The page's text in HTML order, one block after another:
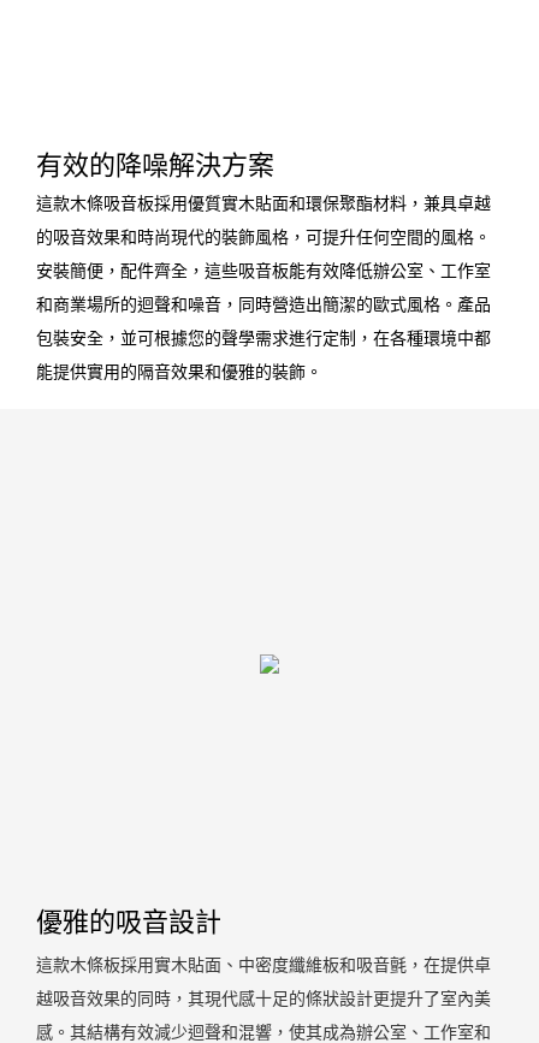
有效的降噪解決方案
這款木條吸音板採用優質實木貼面和環保聚酯材料，兼具卓越
的吸音效果和時尚現代的裝飾風格，可提升任何空間的風格。
安裝簡便，配件齊全，這些吸音板能有效降低辦公室、工作室
和商業場所的迴聲和噪音，同時營造出簡潔的歐式風格。產品
包裝​​安全，並可根據您的聲學需求進行定制，在各種環境中都
能提供實用的隔音效果和優雅的裝飾。
優雅的吸音設計
這款木條板採用實木貼面、中密度纖維板和吸音氈，在提供卓
越吸音效果的同時，其現代感十足的條狀設計更提升了室內美
感。其結構有效減少迴聲和混響，使其成為辦公室、工作室和